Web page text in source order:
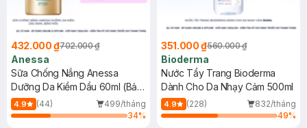
432.000 ₫702.000 ₫
Anessa
Sữa Chống Nắng Anessa
Dưỡng Da Kiềm Dầu 60ml (Bản
Mới)
4.9 (44)
499/tháng
34%
351.000 ₫560.000 ₫
Bioderma
Nước Tẩy Trang Bioderma
Dành Cho Da Nhạy Cảm 500ml
4.9 (228)
832/tháng
49%